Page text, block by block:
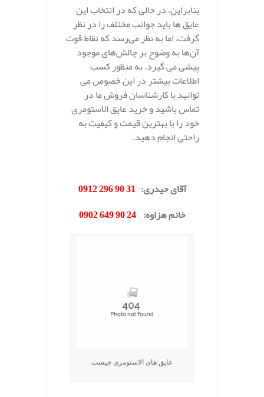
بنابراین، در حالی که در انتخاب این
عایق‌ ها باید جوانب مختلف را در نظر
گرفت، اما به نظر می‌رسد که نقاط قوت
آن‌ها به وضوح بر چالش‌های موجود
پیشی می‌ گیرد. به منظور کسب
اطلاعات بیشتر در این خصوص می
توانید با کارشناسان فروش ما در
تماس باشید و خرید عایق الاستومری
خود را با بهترین قیمت و کیفیت به
راحتی انجام دهید.
آقای حیدری:
31 90 296 0912
خانم هزاوه:
24 90 649 0902
عایق های الاستومری چیست